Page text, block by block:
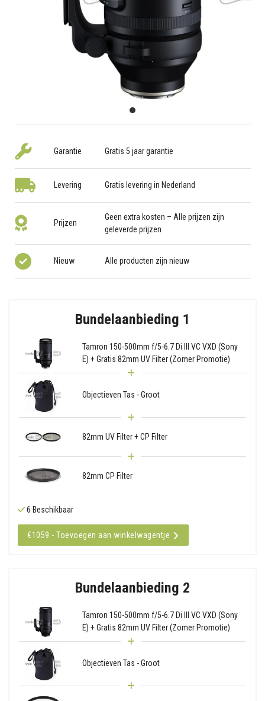
Garantie Gratis 5 jaar garantie
Levering Gratis levering in Nederland
Prijzen
Geen extra kosten – Alle prijzen zijn
geleverde prijzen
Nieuw Alle producten zijn nieuw
Bundelaanbieding 1
Tamron 150-500mm f/5-6.7 Di III VC VXD (Sony
E) + Gratis 82mm UV Filter (Zomer Promotie)
Objectieven Tas - Groot
82mm UV Filter + CP Filter
82mm CP Filter
6 Beschikbaar
€1059 - Toevoegen aan winkelwagentje
Bundelaanbieding 2
Tamron 150-500mm f/5-6.7 Di III VC VXD (Sony
E) + Gratis 82mm UV Filter (Zomer Promotie)
Objectieven Tas - Groot